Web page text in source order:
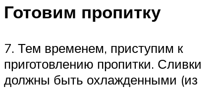
Готовим пропитку
7. Тем временем, приступим к
приготовлению пропитки. Сливки
должны быть охлажденными (из